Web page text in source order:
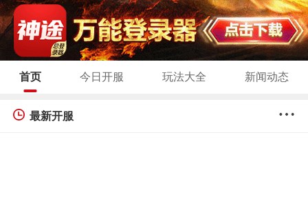
首页 今日开服 玩法大全 新闻动态
最新开服